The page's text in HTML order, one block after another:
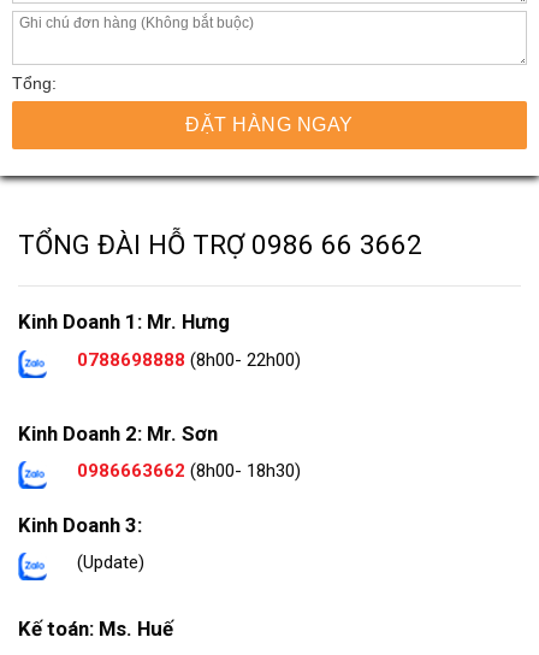
Tổng:
ĐẶT HÀNG NGAY
TỔNG ĐÀI HỖ TRỢ 0986 66 3662
Kinh Doanh 1: Mr. Hưng
0788698888 (8h00- 22h00)
Kinh Doanh 2: Mr. Sơn
0986663662 (8h00- 18h30)
Kinh Doanh 3:
(Update)
Kế toán: Ms. Huế